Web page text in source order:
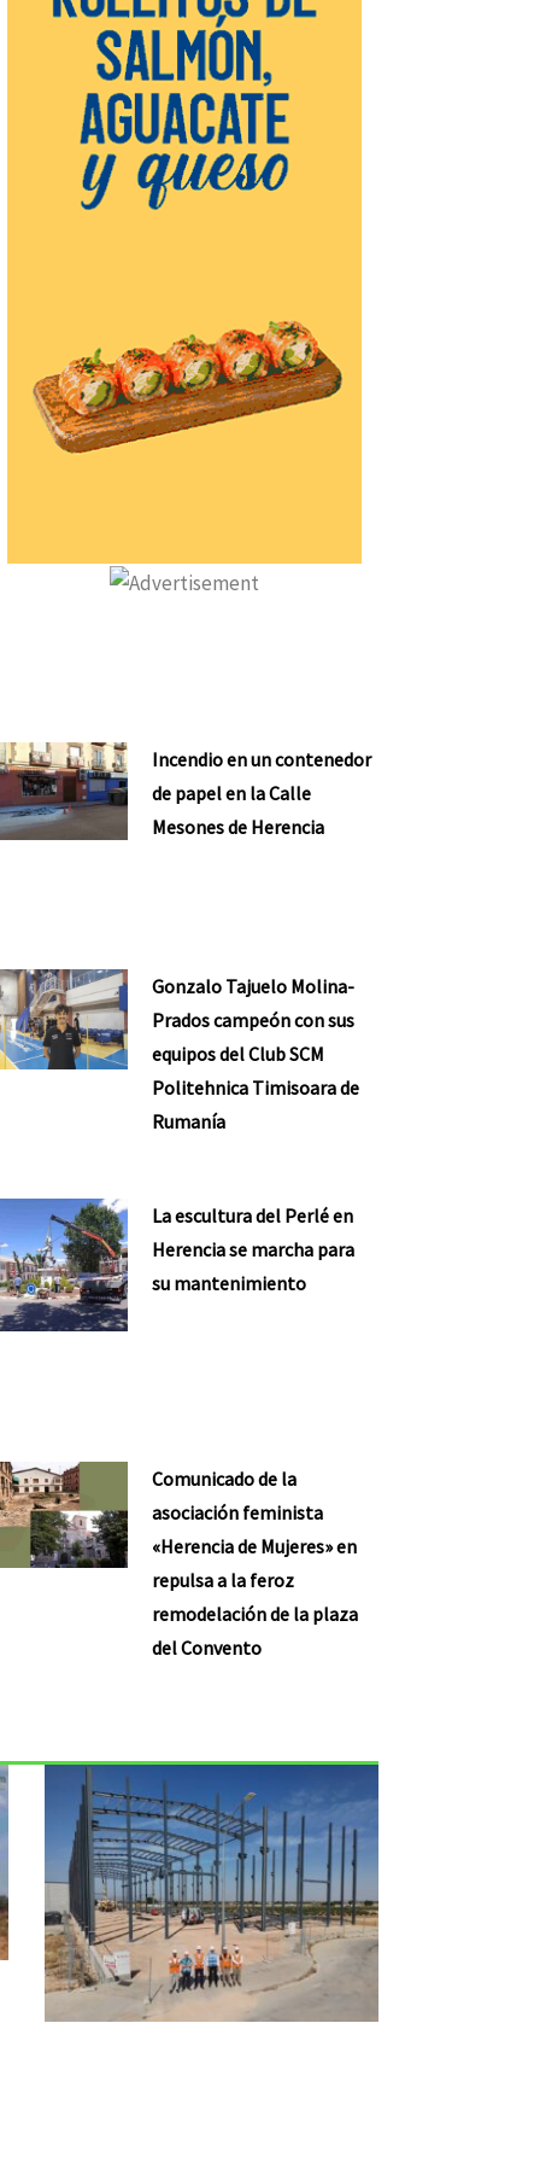
Incendio en un contenedor
de papel en la Calle
Mesones de Herencia
Gonzalo Tajuelo Molina-
Prados campeón con sus
equipos del Club SCM
Politehnica Timisoara de
Rumanía
La escultura del Perlé en
Herencia se marcha para
su mantenimiento
Comunicado de la
asociación feminista
«Herencia de Mujeres» en
repulsa a la feroz
remodelación de la plaza
del Convento